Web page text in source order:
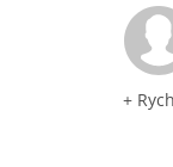
je 5 z 5
+